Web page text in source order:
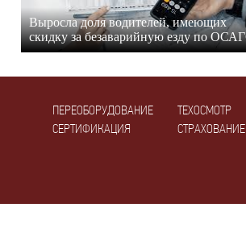
Выросла доля водителей, имеющих
скидку за безаварийную езду по
ПЕРЕОБОРУДОВАНИЕ
СЕРТИФИКАЦИЯ
ТЕХОСМОТР
СТРАХОВАНИЕ